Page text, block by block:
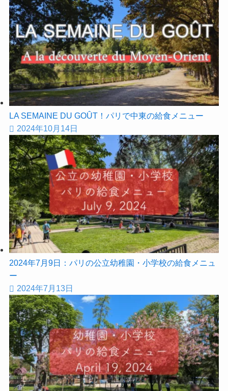
LA SEMAINE DU GOÛT！パリで中東の給食メニュー
2024年10月14日
2024年7月9日：パリの公立幼稚園・小学校の給食メニュ
ー
2024年7月13日